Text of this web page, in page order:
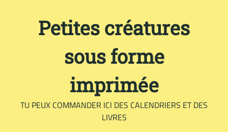
Petites créatures
sous forme
imprimée
TU PEUX COMMANDER ICI DES CALENDRIERS ET DES
LIVRES